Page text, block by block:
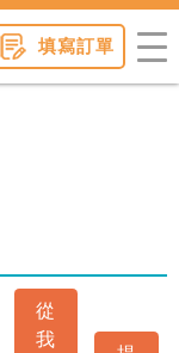
填寫訂單
從
我